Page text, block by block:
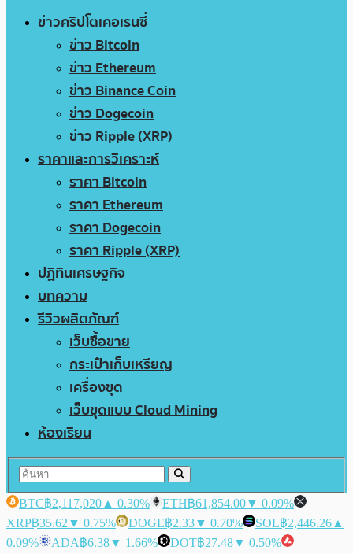
ข่าวคริปโตเคอเรนซี่
ข่าว Bitcoin
ข่าว Ethereum
ข่าว Binance Coin
ข่าว Dogecoin
ข่าว Ripple (XRP)
ราคาและการวิเคราะห์
ราคา Bitcoin
ราคา Ethereum
ราคา Dogecoin
ราคา Ripple (XRP)
ปฏิทินเศรษฐกิจ
บทความ
รีวิวผลิตภัณฑ์
เว็บซื้อขาย
กระเป๋าเก็บเหรียญ
เครื่องขุด
เว็บขุดแบบ Cloud Mining
ห้องเรียน
BTC฿2,117,020 ▲ 0.30% ETH฿61,854.00▼ 0.09%
XRP฿35.62 ▼ 0.75% DOGE฿2.33▼ 0.70% SOL฿2,446.26 ▲
0.09%
ADA฿6.38▼ 1.66% DOT฿27.48▼ 0.50%